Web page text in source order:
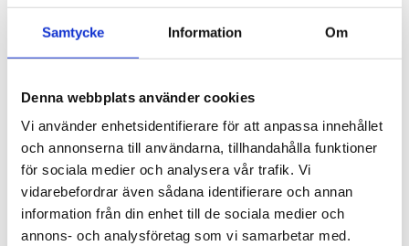
Samtycke Information Om
Denna webbplats använder cookies
Vi använder enhetsidentifierare för att anpassa innehållet
och annonserna till användarna, tillhandahålla funktioner
för sociala medier och analysera vår trafik. Vi
vidarebefordrar även sådana identifierare och annan
information från din enhet till de sociala medier och
annons- och analysföretag som vi samarbetar med.
Bli den första att lämna ett omdöme.